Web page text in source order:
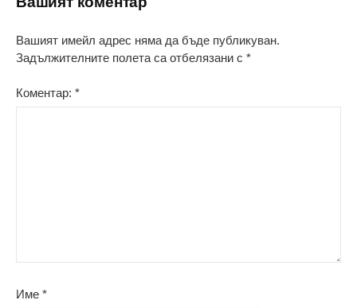
Вашият имейл адрес няма да бъде публикуван.
Задължителните полета са отбелязани с *
Коментар: *
Име *